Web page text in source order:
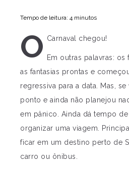
Tempo de leitura: 4 minutos
O Carnaval chegou!
Em outras palavras:
as fantasias prontas e
regressiva para a data. Mas,
ponto e ainda não planejou
em pânico. Ainda dá tempo
organizar uma viagem.
ficar em um destino perto de
carro ou ônibus.